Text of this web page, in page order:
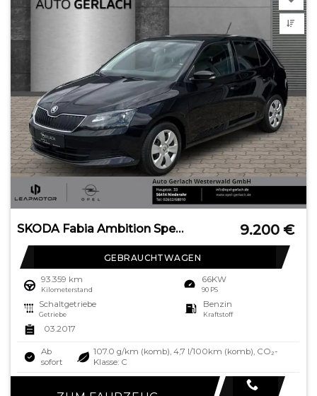
SKODA Fabia Ambition Sperrdiff. Klimaautom DAB SHZ Not 9.200 €
GEBRAUCHTWAGEN
93.359 km
Kilometerstand
66KW
90 PS
Schaltgetriebe
Getriebe
Benzin
Kraftstoff
03.2017
Ab
sofort
107.0 g/km (komb), 4,7 l/100km (komb), CO₂-
Klasse: C